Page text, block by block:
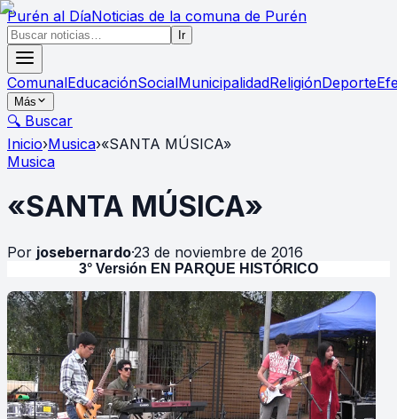
Purén al DíaNoticias de la comuna de Purén
Ir
ComunalEducaciónSocialMunicipalidadReligiónDeporte
Más
🔍 Buscar
Inicio›Musica›«SANTA MÚSICA»
Musica
«SANTA MÚSICA»
Por josebernardo·23 de noviembre de 2016
3° Versión EN PARQUE HISTÓRICO